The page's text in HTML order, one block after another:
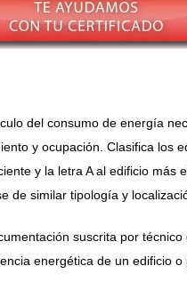
del consumo de energía
y ocupación. Clasifica los
y la letra A al edificio más
de similar tipología y
suscrita por
energética de un edificio o